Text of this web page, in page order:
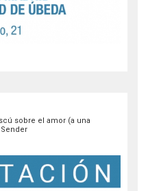
sobre el amor (a una